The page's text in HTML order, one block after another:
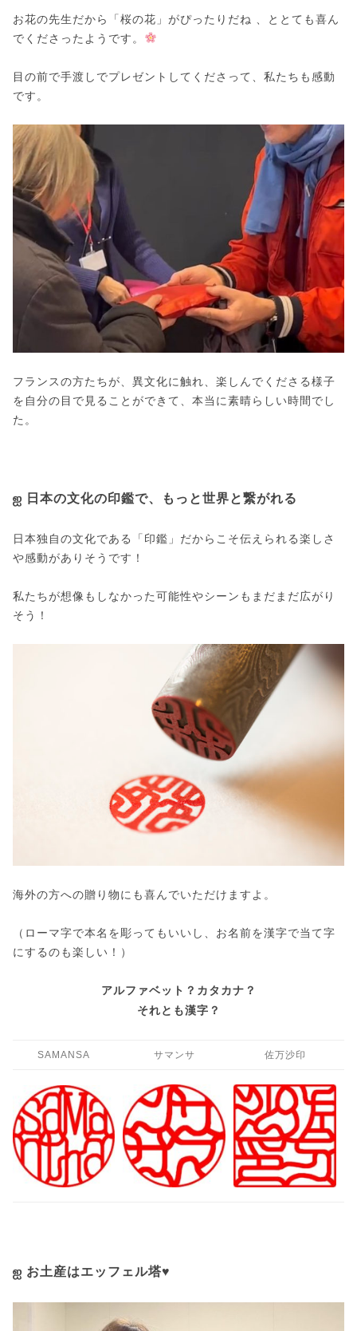
お花の先生だから「桜の花」がぴったりだね 、ととても喜ん
でくださったようです。
目の前で手渡しでプレゼントしてくださって、私たちも感動
です。
フランスの方たちが、異文化に触れ、楽しんでくださる様子
を自分の目で見ることができて、本当に素晴らしい時間でし
た。
ஐ 日本の文化の印鑑で、もっと世界と繋がれる
日本独自の文化である「印鑑」だからこそ伝えられる楽しさ
や感動がありそうです！
私たちが想像もしなかった可能性やシーンもまだまだ広がり
そう！
海外の方への贈り物にも喜んでいただけますよ。
（ローマ字で本名を彫ってもいいし、お名前を漢字で当て字
にするのも楽しい！）
アルファベット？カタカナ？
それとも漢字？
SAMANSA サマンサ 佐万沙印
ஐ お土産はエッフェル塔♥